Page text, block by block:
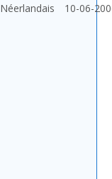
Néerlandais 10-06-